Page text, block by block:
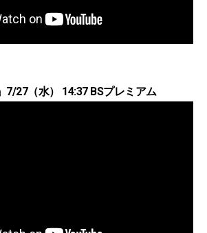
7/27（水） 14:37 BSプレミアム